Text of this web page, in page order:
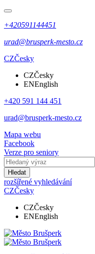
+420591144451
urad@brusperk-mesto.cz
CZČesky
CZČesky
ENEnglish
+420 591 144 451
urad@brusperk-mesto.cz
Mapa webu
Facebook
Verze pro seniory
Hledat
rozšířené vyhledávání
CZČesky
CZČesky
ENEnglish